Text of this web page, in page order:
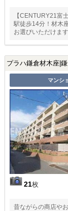
【CENTURY21富
駅徒歩14分！材木
お選びいただけます
プラハ鎌倉材木座|
マンシ
21枚
昔ながらの商店や